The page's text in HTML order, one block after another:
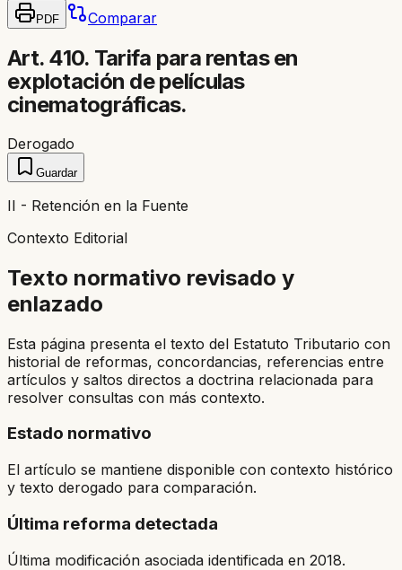
PDF Comparar
Art. 410. Tarifa para rentas en
explotación de películas
cinematográficas.
Derogado
Guardar
II - Retención en la Fuente
Contexto Editorial
Texto normativo revisado y
enlazado
Esta página presenta el texto del Estatuto Tributario con
historial de reformas, concordancias, referencias entre
artículos y saltos directos a doctrina relacionada para
resolver consultas con más contexto.
Estado normativo
El artículo se mantiene disponible con contexto histórico
y texto derogado para comparación.
Última reforma detectada
Última modificación asociada identificada en 2018.